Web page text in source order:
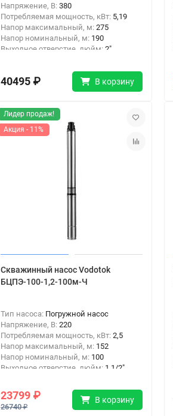
Напряжение, В: 380
Потребляемая мощность, кВт: 5,19
Напор максимальный, м: 275
Напор номинальный, м: 190
Выходное отверстие, дюйм: 2"
40495 ₽ В корзину
Лидер продаж!
Акция - 11%
Скважинный насос Vodotok
БЦПЭ-100-1,2-100м-Ч
Тип насоса: Погружной насос
Напряжение, В: 220
Потребляемая мощность, кВт: 2,5
Напор максимальный, м: 152
Напор номинальный, м: 100
Выходное отверстие, дюйм: 1 1/2"
23799 ₽
26740 ₽
В корзину